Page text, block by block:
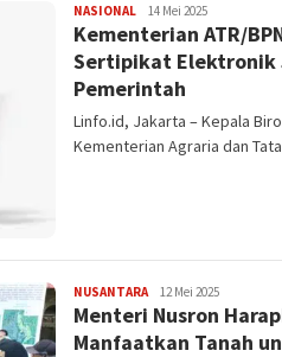
NASIONAL Redaksi
14 Mei 2025
Kementerian ATR/
Sertipikat Elektronik
Pemerintah
Linfo.id, Jakarta – Kepala
Kementerian Agraria dan
NUSANTARA Redaksi
12 Mei 2025
Menteri Nusron
Manfaatkan Tanah